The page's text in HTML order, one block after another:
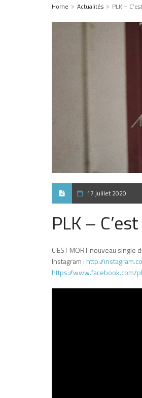
Home Actualités PLK –
17 juillet 2020
PLK –
C’EST MORT nouveau single
Instagram : http://
https://www.facebook.com/